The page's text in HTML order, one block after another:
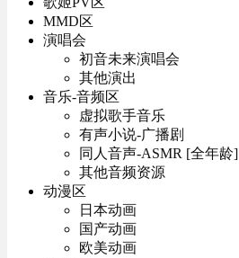
MMD区
演唱会
初音未来演唱会
其他演出
音乐-音频区
虚拟歌手音乐
有声小说-广播剧
同人音声-ASMR [全年龄]
其他音频资源
动漫区
日本动画
国产动画
欧美动画